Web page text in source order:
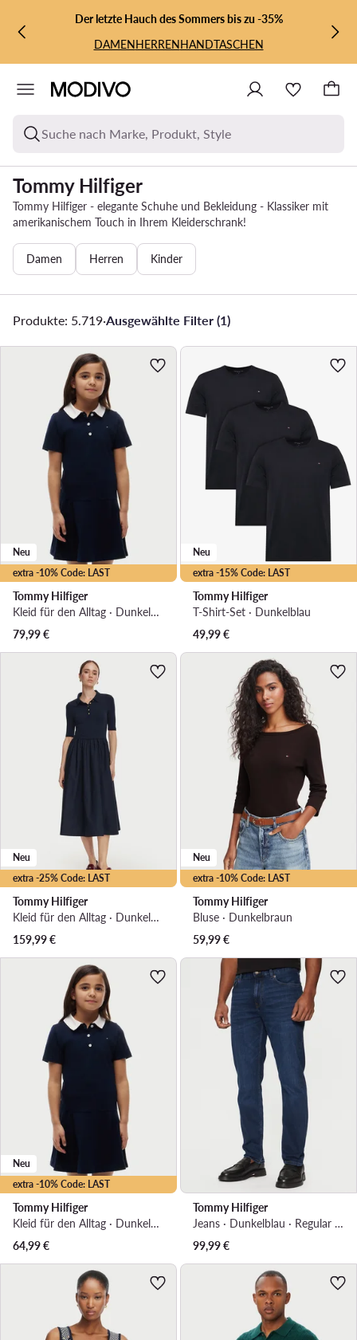
ZUM HAUPTINHALT SPRINGEN
ZUR SUCHEDer letzte Hauch des Sommers bis zu -35%
DAMENHERRENHANDTASCHEN
Suche nach Marke, Produkt, Style
Tommy Hilfiger
Tommy Hilfiger - elegante Schuhe und Bekleidung - Klassiker mit
amerikanischem Touch in Ihrem Kleiderschrank!
Damen Herren Kinder
Produkte: 5.719·Ausgewählte Filter (1)
extra -10% Code: LAST
Neu
Tommy Hilfiger
Kleid für den Alltag · Dunkelblau
79,99€
extra -15% Code: LAST
Neu
Tommy Hilfiger
T-Shirt-Set · Dunkelblau
49,99€
extra -25% Code: LAST
Neu
Tommy Hilfiger
Kleid für den Alltag · Dunkelblau · Midi
159,99€
extra -10% Code: LAST
Neu
Tommy Hilfiger
Bluse · Dunkelbraun
59,99€
extra -10% Code: LAST
Neu
Tommy Hilfiger
Kleid für den Alltag · Dunkelblau
64,99€
Tommy Hilfiger
Jeans · Dunkelblau · Regular Fit
99,99€